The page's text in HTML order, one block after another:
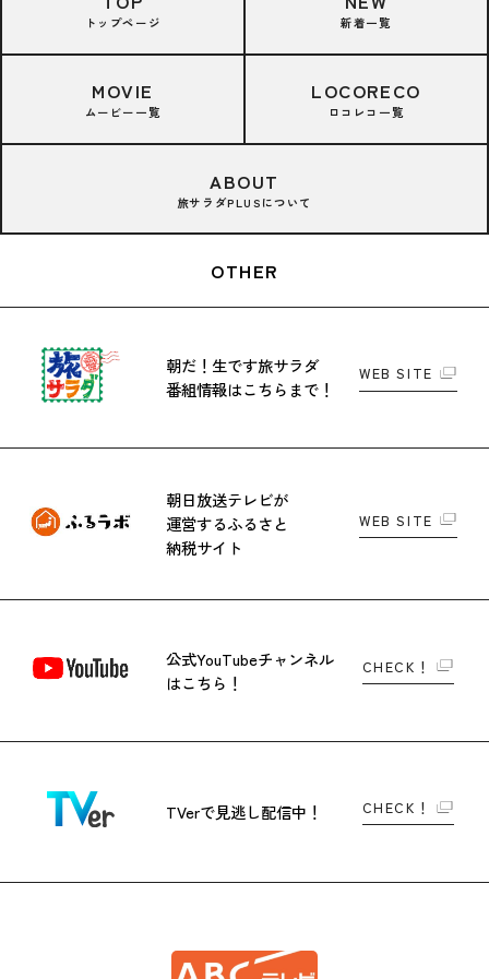
トップページ 新着一覧
MOVIE
ムービー一覧
LOCORECO
ロコレコ一覧
ABOUT
旅サラダPLUSについて
OTHER
朝だ！生です旅サラダ
番組情報はこちらまで！
WEB SITE
朝日放送テレビが
運営するふるさと
納税サイト
WEB SITE
公式YouTubeチャンネル
はこちら！
CHECK！
TVerで見逃し配信中！ CHECK！